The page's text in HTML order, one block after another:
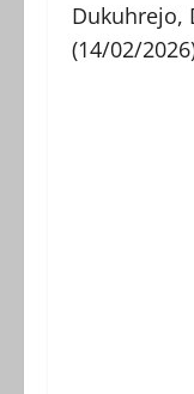
Dukuhrejo,
(14/02/